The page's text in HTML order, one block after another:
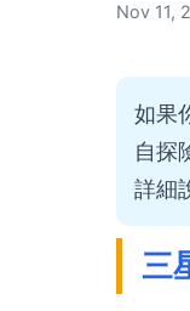
Nov 11,
如果
自探
詳細
三